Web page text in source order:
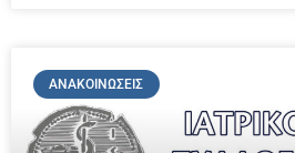
ΑΝΑΚΟΙΝΏΣΕΙΣ